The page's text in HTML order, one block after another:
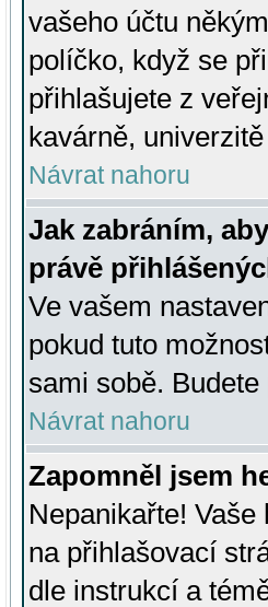
vašeho účtu
políčko, když se
přihlašujete z
kavárně,
Návrat nahoru
Jak zabráním,
právě
Ve vašem
pokud tuto
sami sobě.
Návrat nahoru
Zapomněl jsem
Nepanikařte!
na přihlašovací
dle instrukcí a